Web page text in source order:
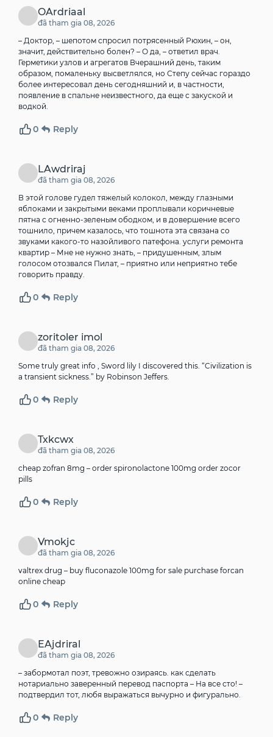
OArdriaal
đã tham gia 08, 2026
– Доктор, – шепотом спросил потрясенный Рюхин, – он,
значит, действительно болен? – О да, – ответил врач.
Герметики узлов и агрегатов Вчерашний день, таким
образом, помаленьку высветлялся, но Степу сейчас гораздо
более интересовал день сегодняшний и, в частности,
появление в спальне неизвестного, да еще с закуской и
водкой.
0 Reply
LAwdriraj
đã tham gia 08, 2026
В этой голове гудел тяжелый колокол, между глазными
яблоками и закрытыми веками проплывали коричневые
пятна с огненно-зеленым ободком, и в довершение всего
тошнило, причем казалось, что тошнота эта связана со
звуками какого-то назойливого патефона. услуги ремонта
квартир – Мне не нужно знать, – придушенным, злым
голосом отозвался Пилат, – приятно или неприятно тебе
говорить правду.
0 Reply
zoritoler imol
đã tham gia 08, 2026
Some truly great info , Sword lily I discovered this. “Civilization is
a transient sickness.” by Robinson Jeffers.
0 Reply
Txkcwx
đã tham gia 08, 2026
cheap zofran 8mg – order spironolactone 100mg order zocor
pills
0 Reply
Vmokjc
đã tham gia 08, 2026
valtrex drug – buy fluconazole 100mg for sale purchase forcan
online cheap
0 Reply
EAjdriral
đã tham gia 08, 2026
– забормотал поэт, тревожно озираясь. как сделать
нотариально заверенный перевод паспорта – На все сто! –
подтвердил тот, любя выражаться вычурно и фигурально.
0 Reply